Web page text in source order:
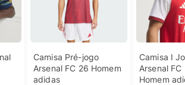
Camisa Pré-jogo
Arsenal FC 26 Homem
adidas
Camisa I
Arsenal
Homem